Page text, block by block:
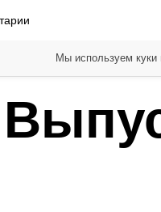
Мы используем куки